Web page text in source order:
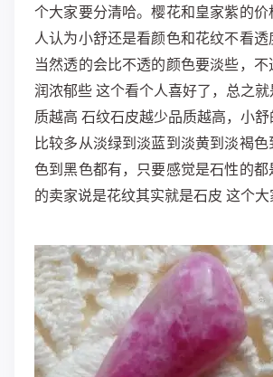
个大家要分清哈。樱花和皇家紫的
人认为小舒还是看颜色和花纹不看透
当然透的会比不透的颜色要淡些，
润浓郁些 这个看个人喜好了，总之
质越高 石纹石皮越少品质越高，小
比较多从淡绿到淡蓝到淡黄到淡褐
色到黑色都有，只要感觉是石性的都
的卖家说是花纹其实就是石皮 这个